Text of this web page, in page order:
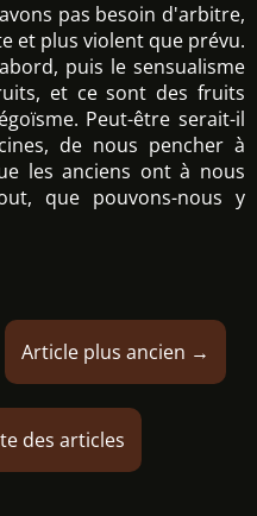
pas besoin d'arbitre,
et plus violent que prévu.
puis le sensualisme
et ce sont des fruits
Peut-être serait-il
de nous pencher à
les anciens ont à nous
que pouvons-nous y
Article plus ancien →
des articles